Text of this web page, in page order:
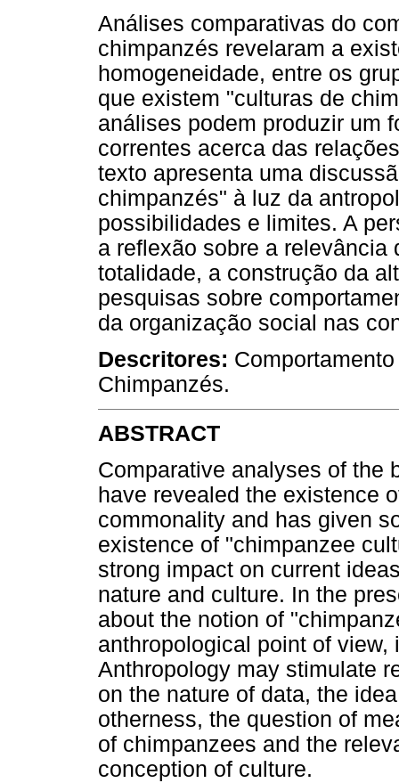
Análises comparativas do
chimpanzés revelaram a
homogeneidade, entre os
que existem "culturas de
análises podem produzir um
correntes acerca das
texto apresenta uma
chimpanzés" à luz da
possibilidades e limites. A
a reflexão sobre a relevância
totalidade, a construção da
pesquisas sobre
da organização social nas
Descritores:
Chimpanzés.
ABSTRACT
Comparative analyses of the
have revealed the existence
commonality and has given
existence of "chimpanzee
strong impact on current
nature and culture. In the
about the notion of
anthropological point of
Anthropology may stimulate
on the nature of data, the
otherness, the question of
of chimpanzees and the
conception of culture.